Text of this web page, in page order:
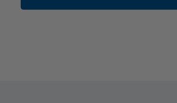
4 429 €4